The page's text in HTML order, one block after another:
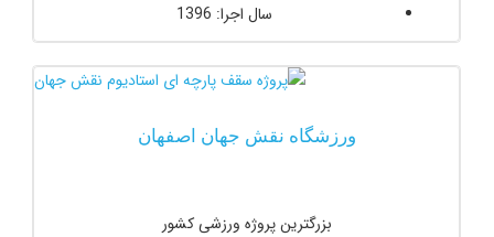
سال اجرا: 1396
ورزشگاه نقش جهان اصفهان
بزرگترین پروژه ورزشی کشور